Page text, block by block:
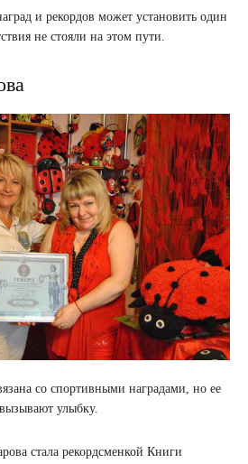
и рекордов может установить один
не стояли на этом пути.
со спортивными наградами, но ее
улыбку.
стала рекордсменкой Книги